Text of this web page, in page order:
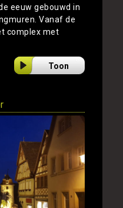
eeuw gebouwd in
Vanaf de
complex met
Toon